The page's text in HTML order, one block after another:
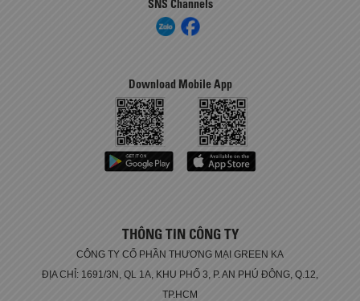
SNS Channels
Download Mobile App
THÔNG TIN CÔNG TY
CÔNG TY CỔ PHẦN THƯƠNG MẠI GREEN KA
ĐỊA CHỈ: 1691/3N, QL 1A, KHU PHỐ 3, P. AN PHÚ ĐÔNG, Q.12,
TP.HCM